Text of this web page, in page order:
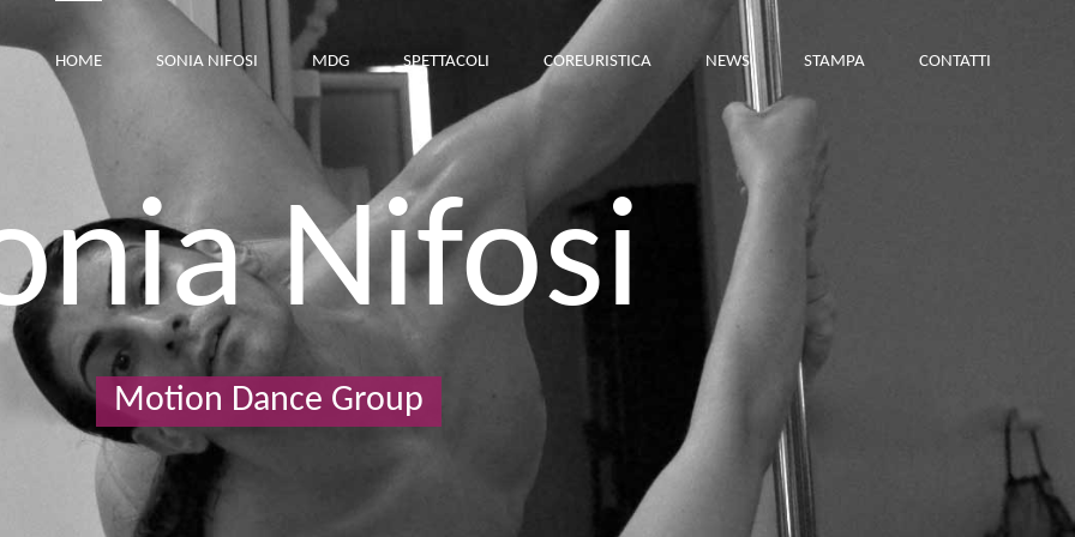
HOME SONIA NIFOSI MDG SPETTACOLI COREURISTICA NEWS STAMPA CONTATTI
Nifosi
Motion Dance Group